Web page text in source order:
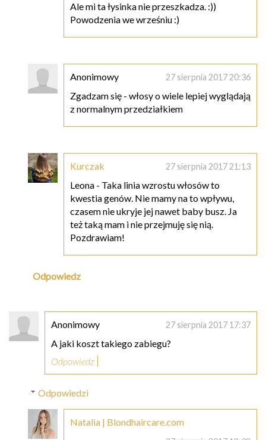
Ale mi ta łysinka nie przeszkadza. :))
Powodzenia we wrześniu :)
Anonimowy 27 sierpnia 2017 20:36
Zgadzam się - włosy o wiele lepiej wyglądają
z normalnym przedziałkiem
Kurczak 27 sierpnia 2017 21:13
Leona - Taka linia wzrostu włosów to
kwestia genów. Nie mamy na to wpływu,
czasem nie ukryje jej nawet baby busz. Ja
też taką mam i nie przejmuję się nią.
Pozdrawiam!
Odpowiedz
Anonimowy 27 sierpnia 2017 17:37
A jaki koszt takiego zabiegu?
Odpowiedz
Odpowiedzi
Natalia | Blondhaircare.com